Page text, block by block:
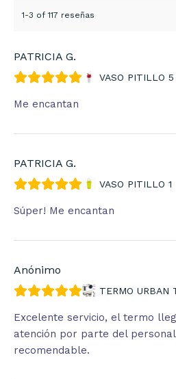
1-3 of 117 reseñas
PATRICIA G.
VASO PITILLO 5
Me encantan
PATRICIA G.
VASO PITILLO 1
Súper! Me encantan
Anónimo
TERMO URBAN
Excelente servicio, el termo
atención por parte del
recomendable.